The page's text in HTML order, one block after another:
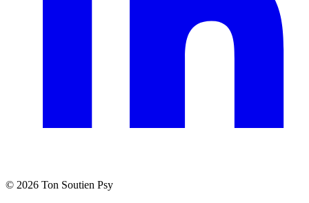
© 2026 Ton Soutien Psy